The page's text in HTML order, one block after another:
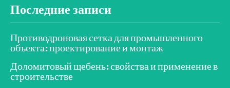
Последние записи
Противодроновая сетка для промышленного
объекта: проектирование и монтаж
Доломитовый щебень: свойства и применение в
строительстве